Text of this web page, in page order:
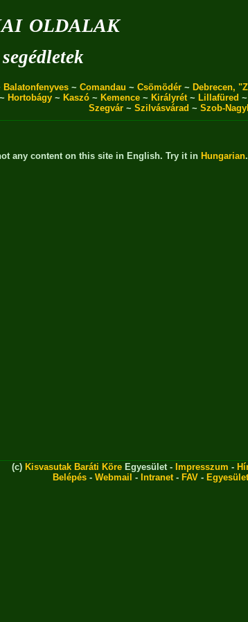
oldalak
Balatonfenyves~ Comandau ~ Csömödér~ Debrecen,
Hortobágy~ Kaszó~ Kemence~ Királyrét~ Lillafüred ~
Szegvár ~ Szilvásvárad ~ Szob-
any content on this site in English. Try it in Hungarian.
(c) Kisvasutak Baráti Köre Egyesület - Impresszum -
Belépés - Webmail - Intranet- FAV -